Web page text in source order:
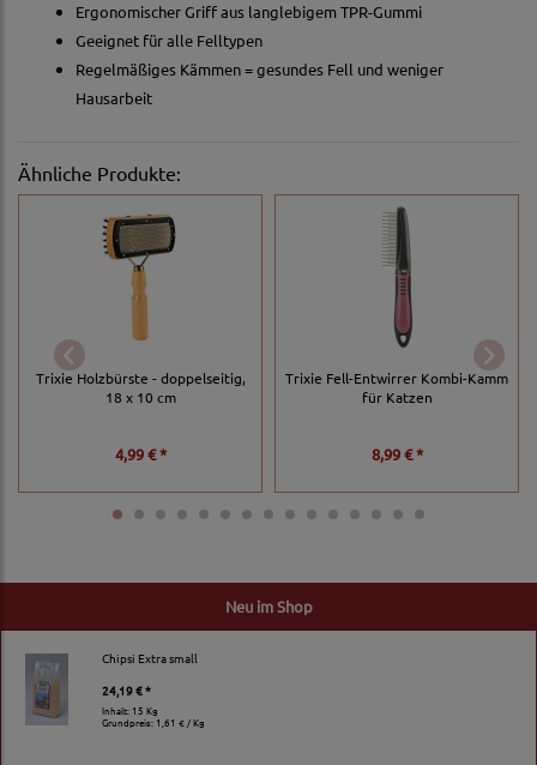
Neu im Shop
Chipsi Extra small
24,19 € *
Inhalt: 15 Kg
Grundpreis:1,61 € / Kg
Ergonomischer Griff aus langlebigem TPR-Gummi
Geeignet für alle Felltypen
Regelmäßiges Kämmen = gesundes Fell und weniger
Hausarbeit
Ähnliche Produkte:
Trixie Holzbürste - doppelseitig,
18 x 10 cm
4,99 € *
Trixie Fell-Entwirrer Kombi-Kamm
für Katzen
8,99 € *